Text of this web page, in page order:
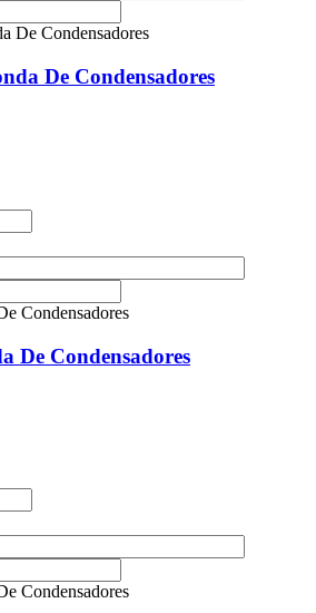
De Condensadores
De Condensadores